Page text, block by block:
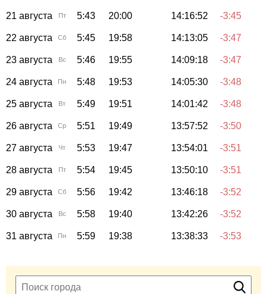
21 августа Пт 5:43 20:00 14:16:52 -3:45
22 августа Сб 5:45 19:58 14:13:05 -3:47
23 августа Вс 5:46 19:55 14:09:18 -3:47
24 августа Пн 5:48 19:53 14:05:30 -3:48
25 августа Вт 5:49 19:51 14:01:42 -3:48
26 августа Ср 5:51 19:49 13:57:52 -3:50
27 августа Чт 5:53 19:47 13:54:01 -3:51
28 августа Пт 5:54 19:45 13:50:10 -3:51
29 августа Сб 5:56 19:42 13:46:18 -3:52
30 августа Вс 5:58 19:40 13:42:26 -3:52
31 августа Пн 5:59 19:38 13:38:33 -3:53